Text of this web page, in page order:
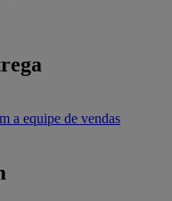
a equipe de vendas